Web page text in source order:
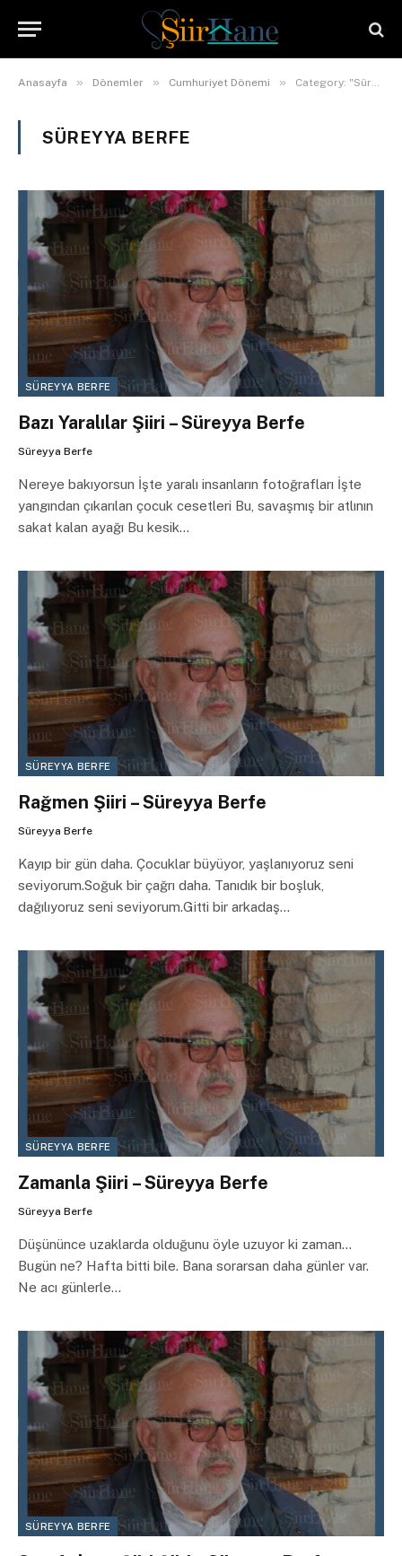
Anasayfa » Dönemler » Cumhuriyet Dönemi » Category: "Süreyya Berfe"
SÜREYYA BERFE
SÜREYYA BERFE
Bazı Yaralılar Şiiri – Süreyya Berfe
Süreyya Berfe
Nereye bakıyorsun İşte yaralı insanların fotoğrafları İşte
yangından çıkarılan çocuk cesetleri Bu, savaşmış bir atlının
sakat kalan ayağı Bu kesik…
SÜREYYA BERFE
Rağmen Şiiri – Süreyya Berfe
Süreyya Berfe
Kayıp bir gün daha. Çocuklar büyüyor, yaşlanıyoruz seni
seviyorum.Soğuk bir çağrı daha. Tanıdık bir boşluk,
dağılıyoruz seni seviyorum.Gitti bir arkadaş…
SÜREYYA BERFE
Zamanla Şiiri – Süreyya Berfe
Süreyya Berfe
Düşününce uzaklarda olduğunu öyle uzuyor ki zaman…
Bugün ne? Hafta bitti bile. Bana sorarsan daha günler var.
Ne acı günlerle…
SÜREYYA BERFE